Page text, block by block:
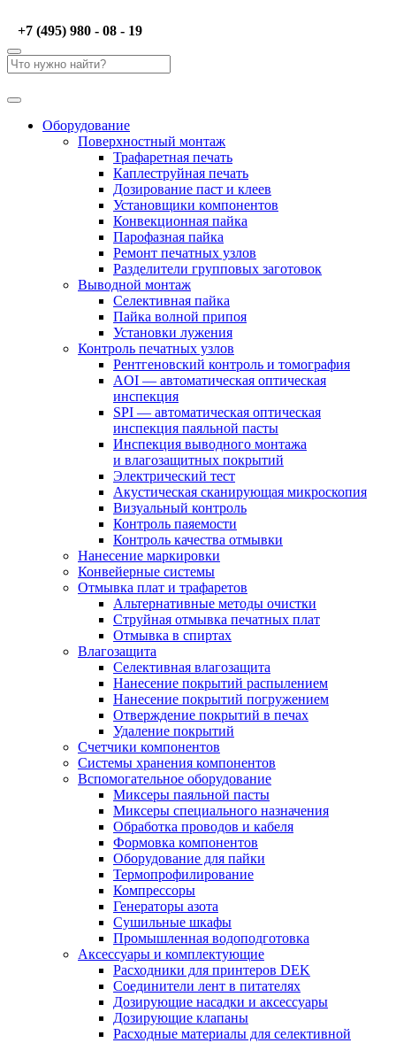
+7 (495) 980 - 08 - 19
Оборудование
Поверхностный монтаж
Трафаретная печать
Каплеструйная печать
Дозирование паст и клеев
Установщики компонентов
Конвекционная пайка
Парофазная пайка
Ремонт печатных узлов
Разделители групповых заготовок
Выводной монтаж
Селективная пайка
Пайка волной припоя
Установки лужения
Контроль печатных узлов
Рентгеновский контроль и томография
AOI — автоматическая оптическая
инспекция
SPI — автоматическая оптическая
инспекция паяльной пасты
Инспекция выводного монтажа
и влагозащитных покрытий
Электрический тест
Акустическая сканирующая микроскопия
Визуальный контроль
Контроль паяемости
Контроль качества отмывки
Нанесение маркировки
Конвейерные системы
Отмывка плат и трафаретов
Альтернативные методы очистки
Струйная отмывка печатных плат
Отмывка в спиртах
Влагозащита
Селективная влагозащита
Нанесение покрытий распылением
Нанесение покрытий погружением
Отверждение покрытий в печах
Удаление покрытий
Счетчики компонентов
Системы хранения компонентов
Вспомогательное оборудование
Миксеры паяльной пасты
Миксеры специального назначения
Обработка проводов и кабеля
Формовка компонентов
Оборудование для пайки
Термопрофилирование
Компрессоры
Генераторы азота
Сушильные шкафы
Промышленная водоподготовка
Аксессуары и комплектующие
Расходники для принтеров DEK
Соединители лент в питателях
Дозирующие насадки и аксессуары
Дозирующие клапаны
Расходные материалы для селективной